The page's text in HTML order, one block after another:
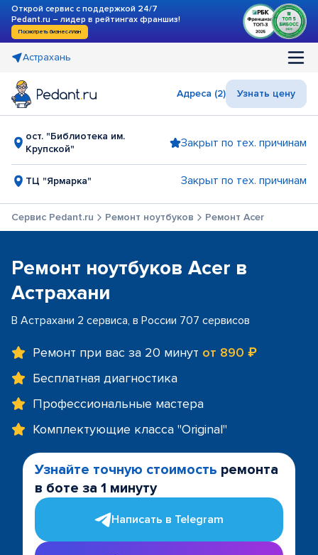
Открой сервис с поддержкой 24/7
Pedant.ru – лидер в рейтингах франшиз!
Посмотреть бизнес-план
Астрахань
Адреса (2) Узнать цену
ост. "Библиотека им.
Крупской"
Закрыт по тех. причинам
ТЦ "Ярмарка" Закрыт по тех. причинам
Сервис Pedant.ru Ремонт ноутбуков Ремонт Acer
Ремонт ноутбуков Acer в
Астрахани
В Астрахани 2 сервиса, в России 707 сервисов
Ремонт при вас за 20 минут от 890 ₽
Бесплатная диагностика
Профессиональные мастера
Комплектующие класса "Original"
Узнайте точную стоимость ремонта
в боте за 1 минуту
Написать в Telegram